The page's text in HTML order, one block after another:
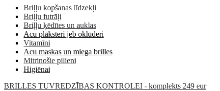
Briļļu kopšanas līdzekļi
Briļļu futrāļi
Briļļu ķēdītes un auklas
Acu plāksteri jeb oklūderi
Vitamīni
Acu maskas un miega brilles
Mitrinošie pilieni
Higiēnai
BRILLES TUVREDZĪBAS KONTROLEI - komplekts 249 eur